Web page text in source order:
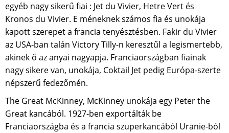
egyéb nagy sikerű fiai : Jet du Vivier, Hetre Vert és
Kronos du Vivier. E méneknek számos fia és unokája
kapott szerepet a francia tenyésztésben. Fakir du Vivier
az USA-ban talán Victory Tilly-n keresztűl a legismertebb,
akinek ő az anyai nagyapja. Franciaországban fiainak
nagy sikere van, unokája, Coktail Jet pedig Európa-szerte
népszerű fedezőmén.
The Great McKinney, McKinney unokája egy Peter the
Great kancából. 1927-ben exportálták be
Franciaországba és a francia szuperkancából Uranie-ból